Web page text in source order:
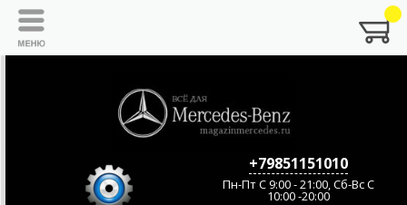
+79851151010
Пн-Пт C 9:00 - 21:00, Сб-Вс С
10:00 -20:00